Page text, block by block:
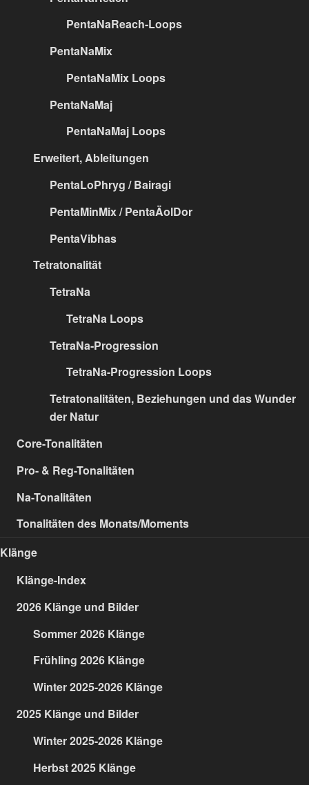
PentaNaReach-Loops
PentaNaMix
PentaNaMix Loops
PentaNaMaj
PentaNaMaj Loops
Erweitert, Ableitungen
PentaLoPhryg / Bairagi
PentaMinMix / PentaÄolDor
PentaVibhas
Tetratonalität
TetraNa
TetraNa Loops
TetraNa-Progression
TetraNa-Progression Loops
Tetratonalitäten, Beziehungen und das Wunder
der Natur
Core-Tonalitäten
Pro- & Reg-Tonalitäten
Na-Tonalitäten
Tonalitäten des Monats/Moments
Klänge
Klänge-Index
2026 Klänge und Bilder
Sommer 2026 Klänge
Frühling 2026 Klänge
Winter 2025-2026 Klänge
2025 Klänge und Bilder
Winter 2025-2026 Klänge
Herbst 2025 Klänge